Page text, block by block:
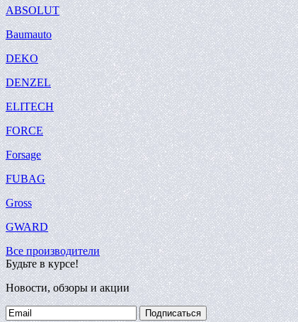
ABSOLUT
Baumauto
DEKO
DENZEL
ELITECH
FORCE
Forsage
FUBAG
Gross
GWARD
Все производители
Будьте в курсе!
Новости, обзоры и акции
Подписаться